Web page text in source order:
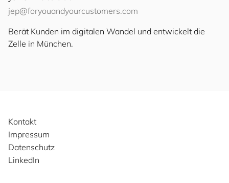
jep@foryouandyourcustomers.com
Berät Kunden im digitalen Wandel und entwickelt die
Zelle in München.
Kontakt
Impressum
Datenschutz
LinkedIn